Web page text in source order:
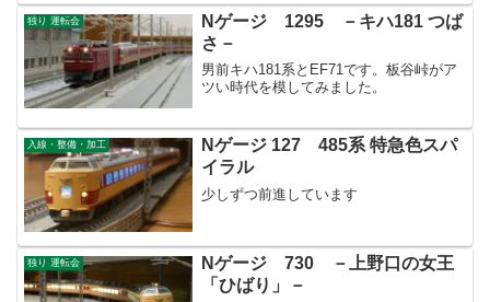
独り 運転会
Nゲージ 1295 －キハ181 つば
さ－
男前キハ181系とEF71です。板谷峠がア
ツい時代を模してみました。
入線・整備・加工
Nゲージ 127 485系 特急色スパ
イラル
少しずつ前進しています
独り 運転会
Nゲージ 730 －上野口の女王
「ひばり」－